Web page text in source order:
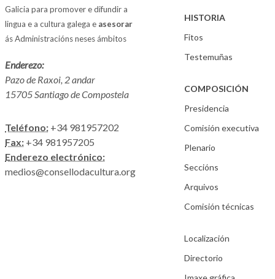
Galicia para promover e difundir a
lingua e a cultura galega e asesorar
ás Administracións neses ámbitos
Enderezo:
Pazo de Raxoi, 2 andar
15705 Santiago de Compostela
Teléfono: +34 981957202
Fax: +34 981957205
Enderezo electrónico:
medios@consellodacultura.org
HISTORIA
Fitos
Testemuñas
COMPOSICIÓN
Presidencia
Comisión executiva
Plenario
Seccións
Arquivos
Comisión técnicas
Localización
Directorio